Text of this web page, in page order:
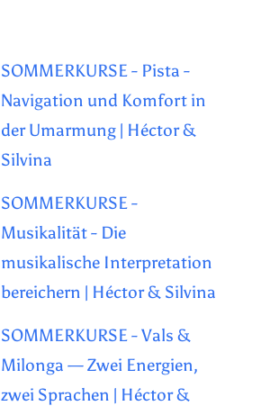
SOMMERKURSE - Pista -
Navigation und Komfort in
der Umarmung | Héctor &
Silvina
SOMMERKURSE -
Musikalität - Die
musikalische Interpretation
bereichern | Héctor & Silvina
SOMMERKURSE - Vals &
Milonga — Zwei Energien,
zwei Sprachen | Héctor &